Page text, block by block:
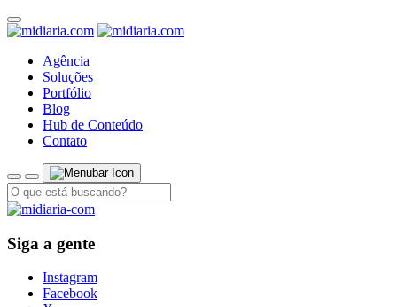
Agência
Soluções
Portfólio
Blog
Hub de Conteúdo
Contato
Siga a gente
Instagram
Facebook